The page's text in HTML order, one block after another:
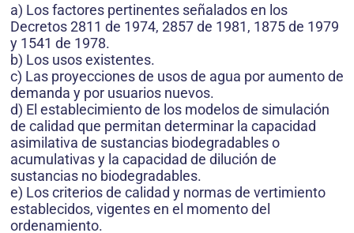
a) Los factores pertinentes señalados en los
Decretos 2811 de 1974, 2857 de 1981, 1875 de 1979
y 1541 de 1978.
b) Los usos existentes.
c) Las proyecciones de usos de agua por aumento de
demanda y por usuarios nuevos.
d) El establecimiento de los modelos de simulación
de calidad que permitan determinar la capacidad
asimilativa de sustancias biodegradables o
acumulativas y la capacidad de dilución de
sustancias no biodegradables.
e) Los criterios de calidad y normas de vertimiento
establecidos, vigentes en el momento del
ordenamiento.